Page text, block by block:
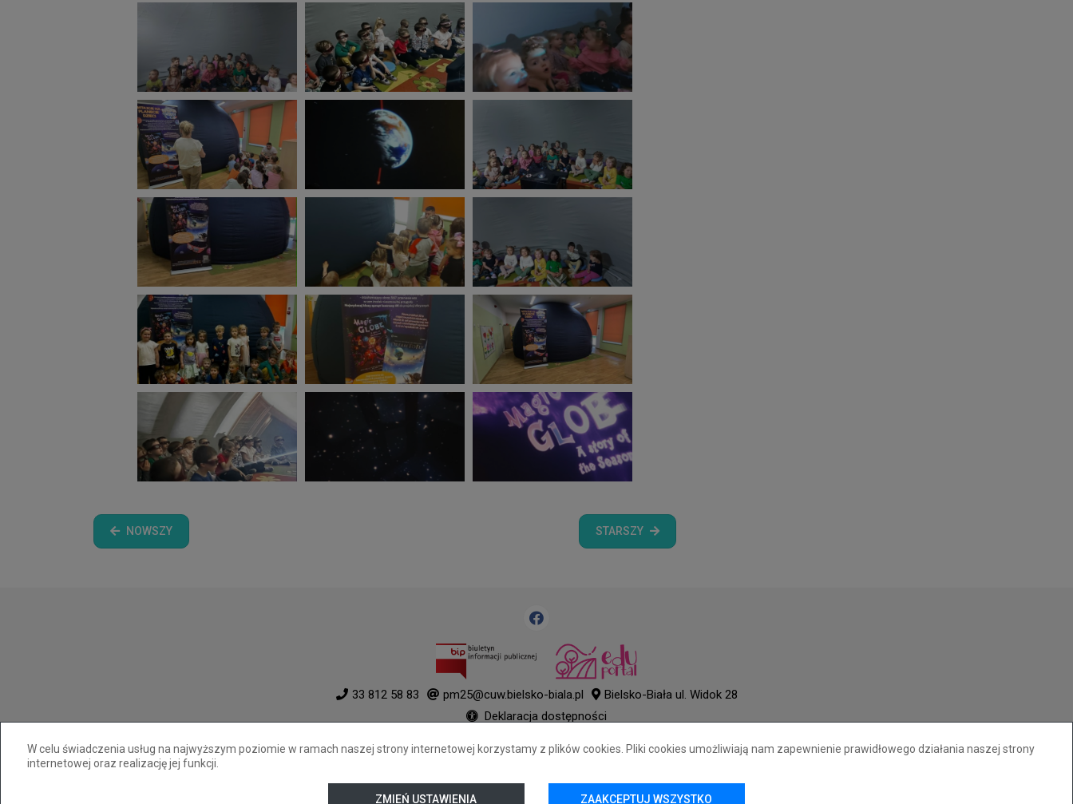
W celu świadczenia usług na najwyższym poziomie w ramach naszej strony internetowej korzystamy z plików cookies. Pliki cookies umożliwiają nam zapewnienie prawidłowego działania naszej strony
internetowej oraz realizację jej funkcji.
ZMIEŃ USTAWIENIA ZAAKCEPTUJ WSZYSTKO
NOWSZY STARSZY
33 812 58 83 pm25@cuw.bielsko-biala.pl
Bielsko-Biała ul. Widok 28
Deklaracja dostępności
+
++
+++